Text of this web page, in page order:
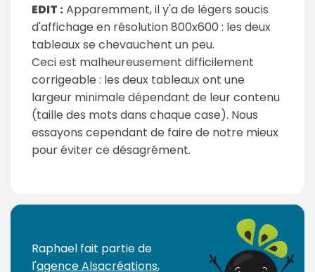
EDIT :Apparemment, il y'a de légers soucis
d'affichage en résolution 800x600 : les deux
tableaux se chevauchent un peu.
Ceci est malheureusement difficilement
corrigeable : les deux tableaux ont une
largeur minimale dépendant de leur contenu
(taille des mots dans chaque case). Nous
essayons cependant de faire de notre mieux
pour éviter ce désagrément.
Raphael fait partie de
l'agence Alsacréations,